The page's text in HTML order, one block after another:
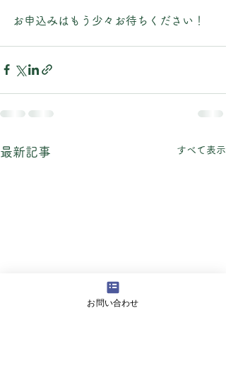
お申込みはもう少々お待ちください！
最新記事 すべて表示
お問い合わせ